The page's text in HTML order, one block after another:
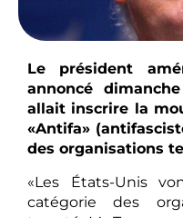
Le président
annoncé
allait inscrire la
«Antifa»
des organisations
«Les États-Unis
catégorie des